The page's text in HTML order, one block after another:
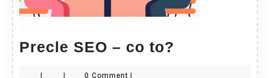
Precle SEO – co to?
0 Comment